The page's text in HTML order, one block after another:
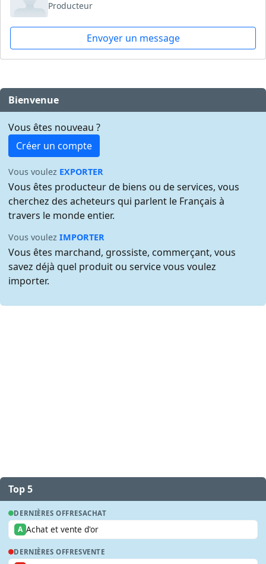
Producteur
Envoyer un message
Bienvenue
Vous êtes nouveau ?
Créer un compte
Vous voulez EXPORTER
Vous êtes producteur de biens ou de services, vous
cherchez des acheteurs qui parlent le Français à
travers le monde entier.
Vous voulezIMPORTER
Vous êtes marchand, grossiste, commerçant, vous
savez déjà quel produit ou service vous voulez
importer.
Top 5
DERNIÈRES OFFRESACHAT
A Achat et vente d'or
DERNIÈRES OFFRESVENTE